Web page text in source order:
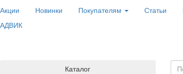
Акции Новинки Покупателям Статьи
АДВИК
Каталог